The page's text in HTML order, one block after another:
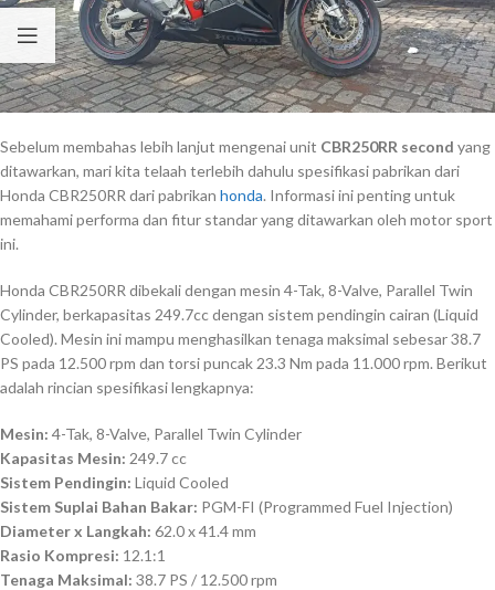
Sebelum membahas lebih lanjut mengenai unit CBR250RR second yang
ditawarkan, mari kita telaah terlebih dahulu spesifikasi pabrikan dari
Honda CBR250RR dari pabrikan honda. Informasi ini penting untuk
memahami performa dan fitur standar yang ditawarkan oleh motor sport
ini.
Honda CBR250RR dibekali dengan mesin 4-Tak, 8-Valve, Parallel Twin
Cylinder, berkapasitas 249.7cc dengan sistem pendingin cairan (Liquid
Cooled). Mesin ini mampu menghasilkan tenaga maksimal sebesar 38.7
PS pada 12.500 rpm dan torsi puncak 23.3 Nm pada 11.000 rpm. Berikut
adalah rincian spesifikasi lengkapnya:
Mesin: 4-Tak, 8-Valve, Parallel Twin Cylinder
Kapasitas Mesin: 249.7 cc
Sistem Pendingin: Liquid Cooled
Sistem Suplai Bahan Bakar: PGM-FI (Programmed Fuel Injection)
Diameter x Langkah: 62.0 x 41.4 mm
Rasio Kompresi: 12.1:1
Tenaga Maksimal: 38.7 PS / 12.500 rpm